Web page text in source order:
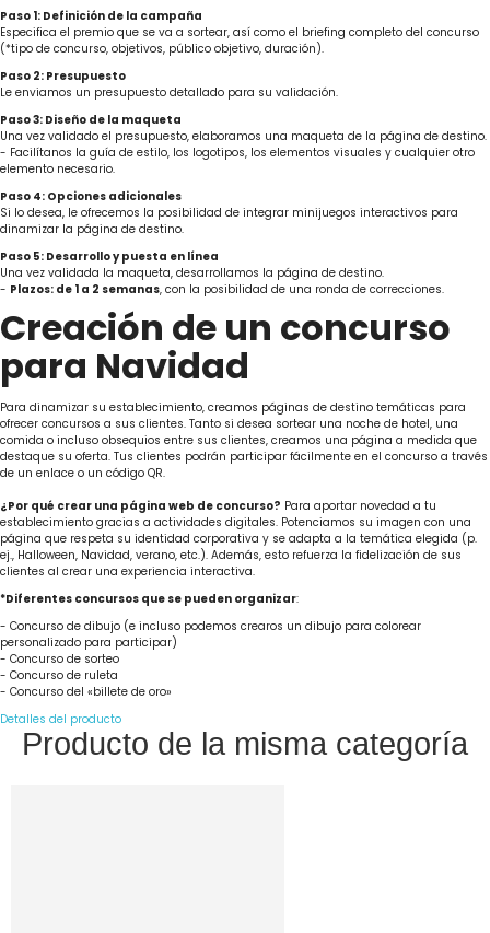
Paso 1: Definición de la campaña
Especifica el premio que se va a sortear, así como el briefing completo del concurso
(*tipo de concurso, objetivos, público objetivo, duración).
Paso 2: Presupuesto
Le enviamos un presupuesto detallado para su validación.
Paso 3: Diseño de la maqueta
Una vez validado el presupuesto, elaboramos una maqueta de la página de destino.
- Facilítanos la guía de estilo, los logotipos, los elementos visuales y cualquier otro
elemento necesario.
Paso 4: Opciones adicionales
Si lo desea, le ofrecemos la posibilidad de integrar minijuegos interactivos para
dinamizar la página de destino.
Paso 5: Desarrollo y puesta en línea
Una vez validada la maqueta, desarrollamos la página de destino.
- Plazos: de 1 a 2 semanas, con la posibilidad de una ronda de correcciones.
Creación de un concurso
para Navidad
Para dinamizar su establecimiento, creamos páginas de destino temáticas para
ofrecer concursos a sus clientes. Tanto si desea sortear una noche de hotel, una
comida o incluso obsequios entre sus clientes, creamos una página a medida que
destaque su oferta. Tus clientes podrán participar fácilmente en el concurso a través
de un enlace o un código QR.
¿Por qué crear una página web de concurso? Para aportar novedad a tu
establecimiento gracias a actividades digitales. Potenciamos su imagen con una
página que respeta su identidad corporativa y se adapta a la temática elegida (p.
ej., Halloween, Navidad, verano, etc.). Además, esto refuerza la fidelización de sus
clientes al crear una experiencia interactiva.
*Diferentes concursos que se pueden organizar:
- Concurso de dibujo (e incluso podemos crearos un dibujo para colorear
personalizado para participar)
- Concurso de sorteo
- Concurso de ruleta
- Concurso del «billete de oro»
Detalles del producto
Producto de la misma categoría